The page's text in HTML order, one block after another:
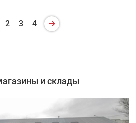
2 3 4
и склады